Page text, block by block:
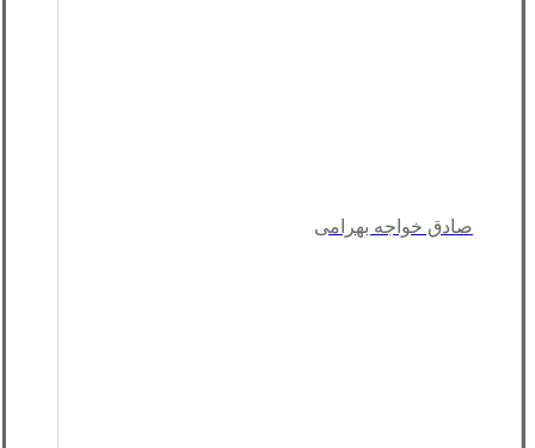
صادق خواجه بهرامی